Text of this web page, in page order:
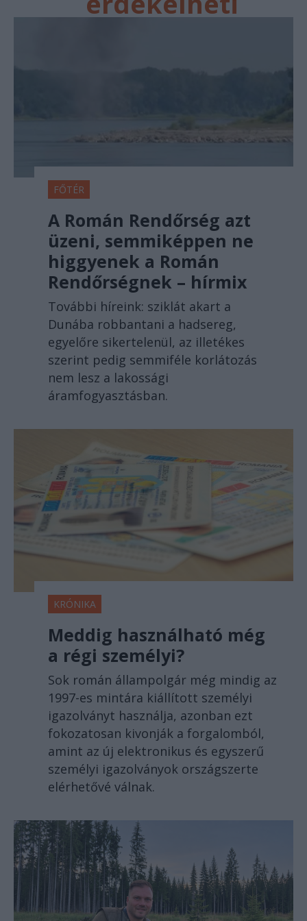
FŐTÉR
A Román Rendőrség azt
üzeni, semmiképpen ne
higgyenek a Román
Rendőrségnek – hírmix
További híreink: sziklát akart a
Dunába robbantani a hadsereg,
egyelőre sikertelenül, az illetékes
szerint pedig semmiféle korlátozás
nem lesz a lakossági
áramfogyasztásban.
KRÓNIKA
Meddig használható még
a régi személyi?
Sok román állampolgár még mindig az
1997-es mintára kiállított személyi
igazolványt használja, azonban ezt
fokozatosan kivonják a forgalomból,
amint az új elektronikus és egyszerű
személyi igazolványok országszerte
elérhetővé válnak.